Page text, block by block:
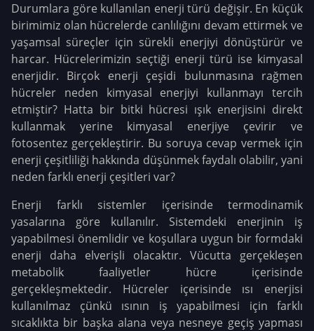
Durumlara göre kullanılan enerji türü değişir. En küçük
birimimiz olan hücrelerde canlılığını devam ettirmek ve
yaşamsal süreçler için sürekli enerjiyi dönüştürür ve
harcar. Hücrelerimizin seçtiği enerji türü ise kimyasal
enerjidir. Birçok enerji çeşidi bulunmasına rağmen
hücreler neden kimyasal enerjiyi kullanmayı tercih
etmiştir? Hatta bir bitki hücresi ışık enerjisini direkt
kullanmak yerine kimyasal enerjiye çevirir ve
fotosentez gerçekleştirir. Bu soruya cevap vermek için
enerji çeşitliliği hakkında düşünmek faydalı olabilir, yani
neden farklı enerji çeşitleri var?
Enerji farklı sistemler içerisinde termodinamik
yasalarına göre kullanılır. Sistemdeki enerjinin iş
yapabilmesi önemlidir ve koşullara uygun bir formdaki
enerji daha elverişli olacaktır. Vücutta gerçekleşen
metabolik faaliyetler hücre içerisinde
gerçekleşmektedir. Hücreler içerisinde ısı enerjisi
kullanılmaz çünkü ısının iş yapabilmesi için farklı
sıcaklıkta bir başka alana veya nesneye geçiş yapması